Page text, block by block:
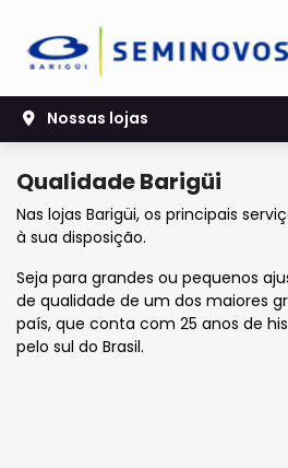
Nossas lojas
Qualidade Barigüi
Nas lojas Barigüi, os principais
à sua disposição.
Seja para grandes ou pequenos
de qualidade de um dos maiores
país, que conta com 25 anos de
pelo sul do Brasil.